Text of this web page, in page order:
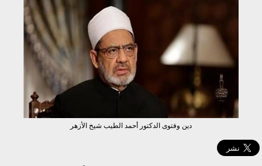
دين وفتوى الدكتور أحمد الطيب شيخ الأزهر